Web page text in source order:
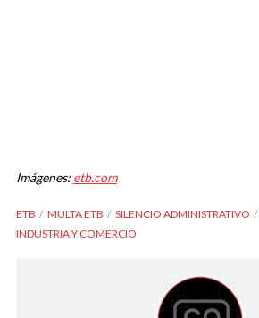
Imágenes: etb.com
ETB MULTA ETB SILENCIO ADMINISTRATIVO
INDUSTRIA Y COMERCIO